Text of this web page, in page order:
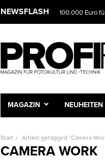
NEWSFLASH 100.000 Euro
MAGAZIN NEUHEITEN
Start Artikel getagged "Camera
CAMERA WORK